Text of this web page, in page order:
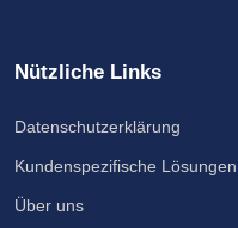
Nützliche Links
Datenschutzerklärung
Kundenspezifische Lösungen
Über uns